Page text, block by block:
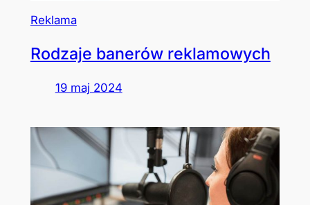
Reklama
Rodzaje banerów reklamowych
19 maj 2024